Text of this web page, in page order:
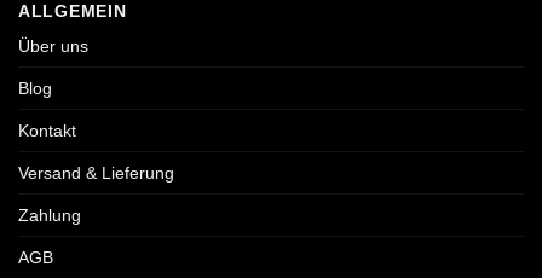
ALLGEMEIN
Über uns
Blog
Kontakt
Versand & Lieferung
Zahlung
AGB